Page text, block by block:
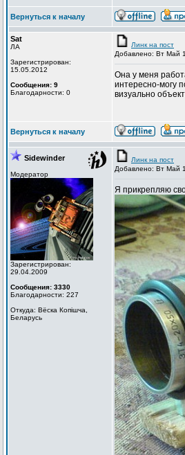
Вернуться к началу
Sat
ЛА
Зарегистрирован:
15.05.2012
Сообщения: 9
Благодарности: 0
Линк на пост
Добавлено: Вт Май
Она у меня
интересно-могу
визуально
Вернуться к началу
Sidewinder
Модератор
Зарегистрирован:
29.04.2009
Сообщения: 3330
Благодарности: 227
Откуда: Вёска Копішча,
Беларусь
Линк на пост
Добавлено: Вт Май
Я прикрепляю